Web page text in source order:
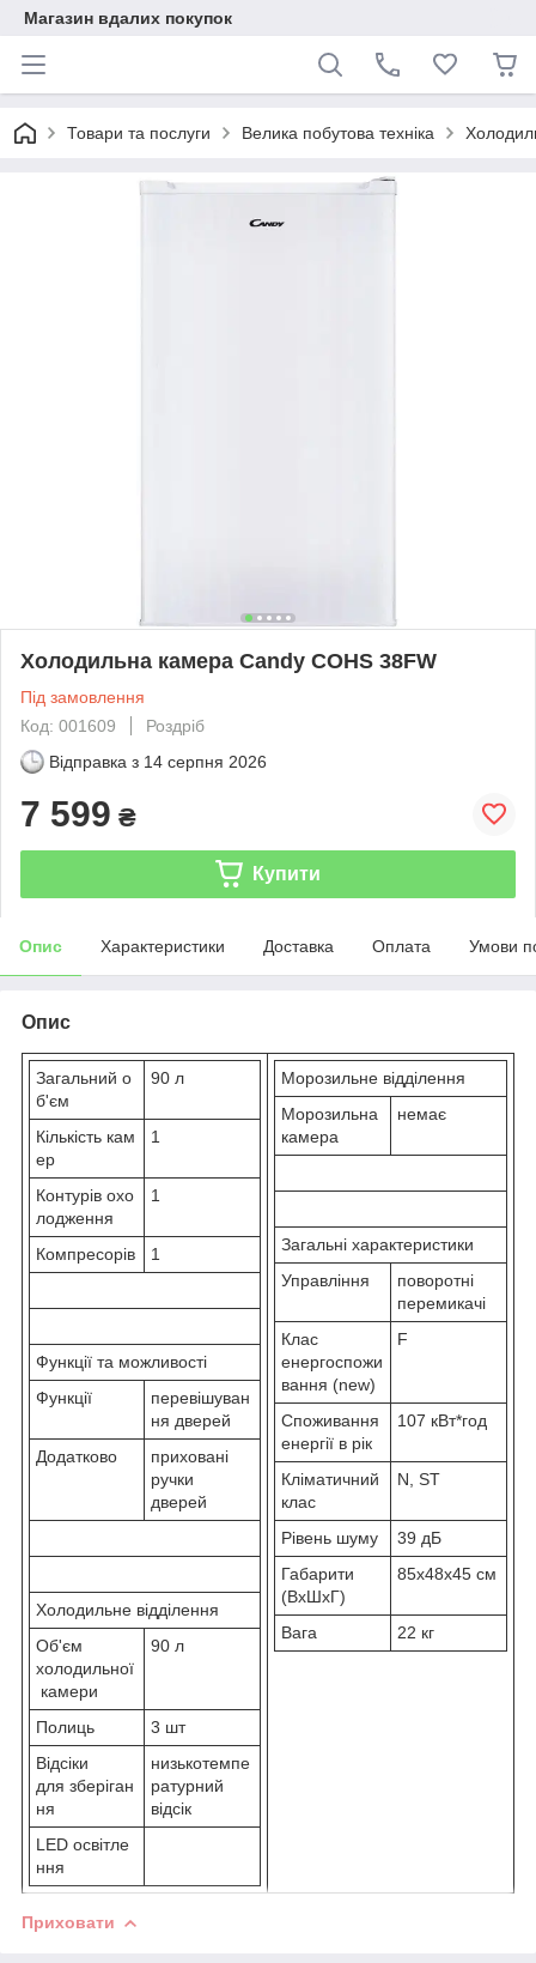
Магазин вдалих покупок
Товари та послуги Велика побутова техніка
Холодильна камера Candy COHS 38FW
Під замовлення
Код: 001609
Роздріб
Відправка з 14 серпня 2026
7 599 ₴
Купити
Опис Характеристики Доставка Оплата Умови
Опис
Загальний о
б'єм
90 л
Кількість кам
ер
1
Контурів охо
лодження
1
Компресорів 1
Функції та можливості
Функції
перевішуван
ня дверей
Додатково
приховані
ручки
дверей
Холодильне відділення
Об'єм
холодильної
камери
90 л
Полиць
3 шт
Відсіки
для зберіган
ня
низькотемпе
ратурний
відсік
LED освітле
ння
Морозильне відділення
Морозильна
камера
немає
Загальні характеристики
Управління
поворотні
перемикачі
Клас
енергоспожи
вання (new)
F
Споживання
енергії в рік
107 кВт*год
Кліматичний
клас
N, ST
Рівень шуму
39 дБ
Габарити
(ВхШхГ)
85x48x45 см
Вага 22 кг
Приховати